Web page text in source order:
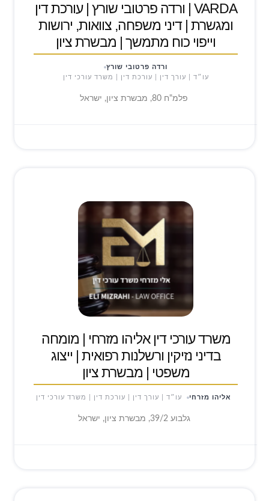
VARDA | ורדה פרטובי שורץ | עורכת דין
ומגשרת | דיני משפחה, צוואות, ירושות
וייפוי כוח מתמשך | מבשרת ציון
ורדה פרטובי שורץ
עו״ד | עורך דין | עורכת דין | משרד עורכי דין
פלמ"ח 80, מבשרת ציון, ישראל
משרד עורכי דין אליהו מזרחי | מומחה
בדיני נזיקין ורשלנות רפואית | ייצוג
משפטי | מבשרת ציון
אליהו מזרחי עו״ד | עורך דין | עורכת דין | משרד עורכי דין
גלבוע 39/2, מבשרת ציון, ישראל